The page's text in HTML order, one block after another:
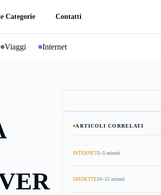
Categorie Contatti
Viaggi Internet
ARTICOLI CORRELATI
INTERNET3–5 minuti
DISDETTE10–15 minuti